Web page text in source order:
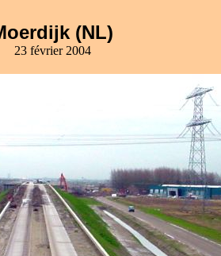
(NL)
23 février 2004